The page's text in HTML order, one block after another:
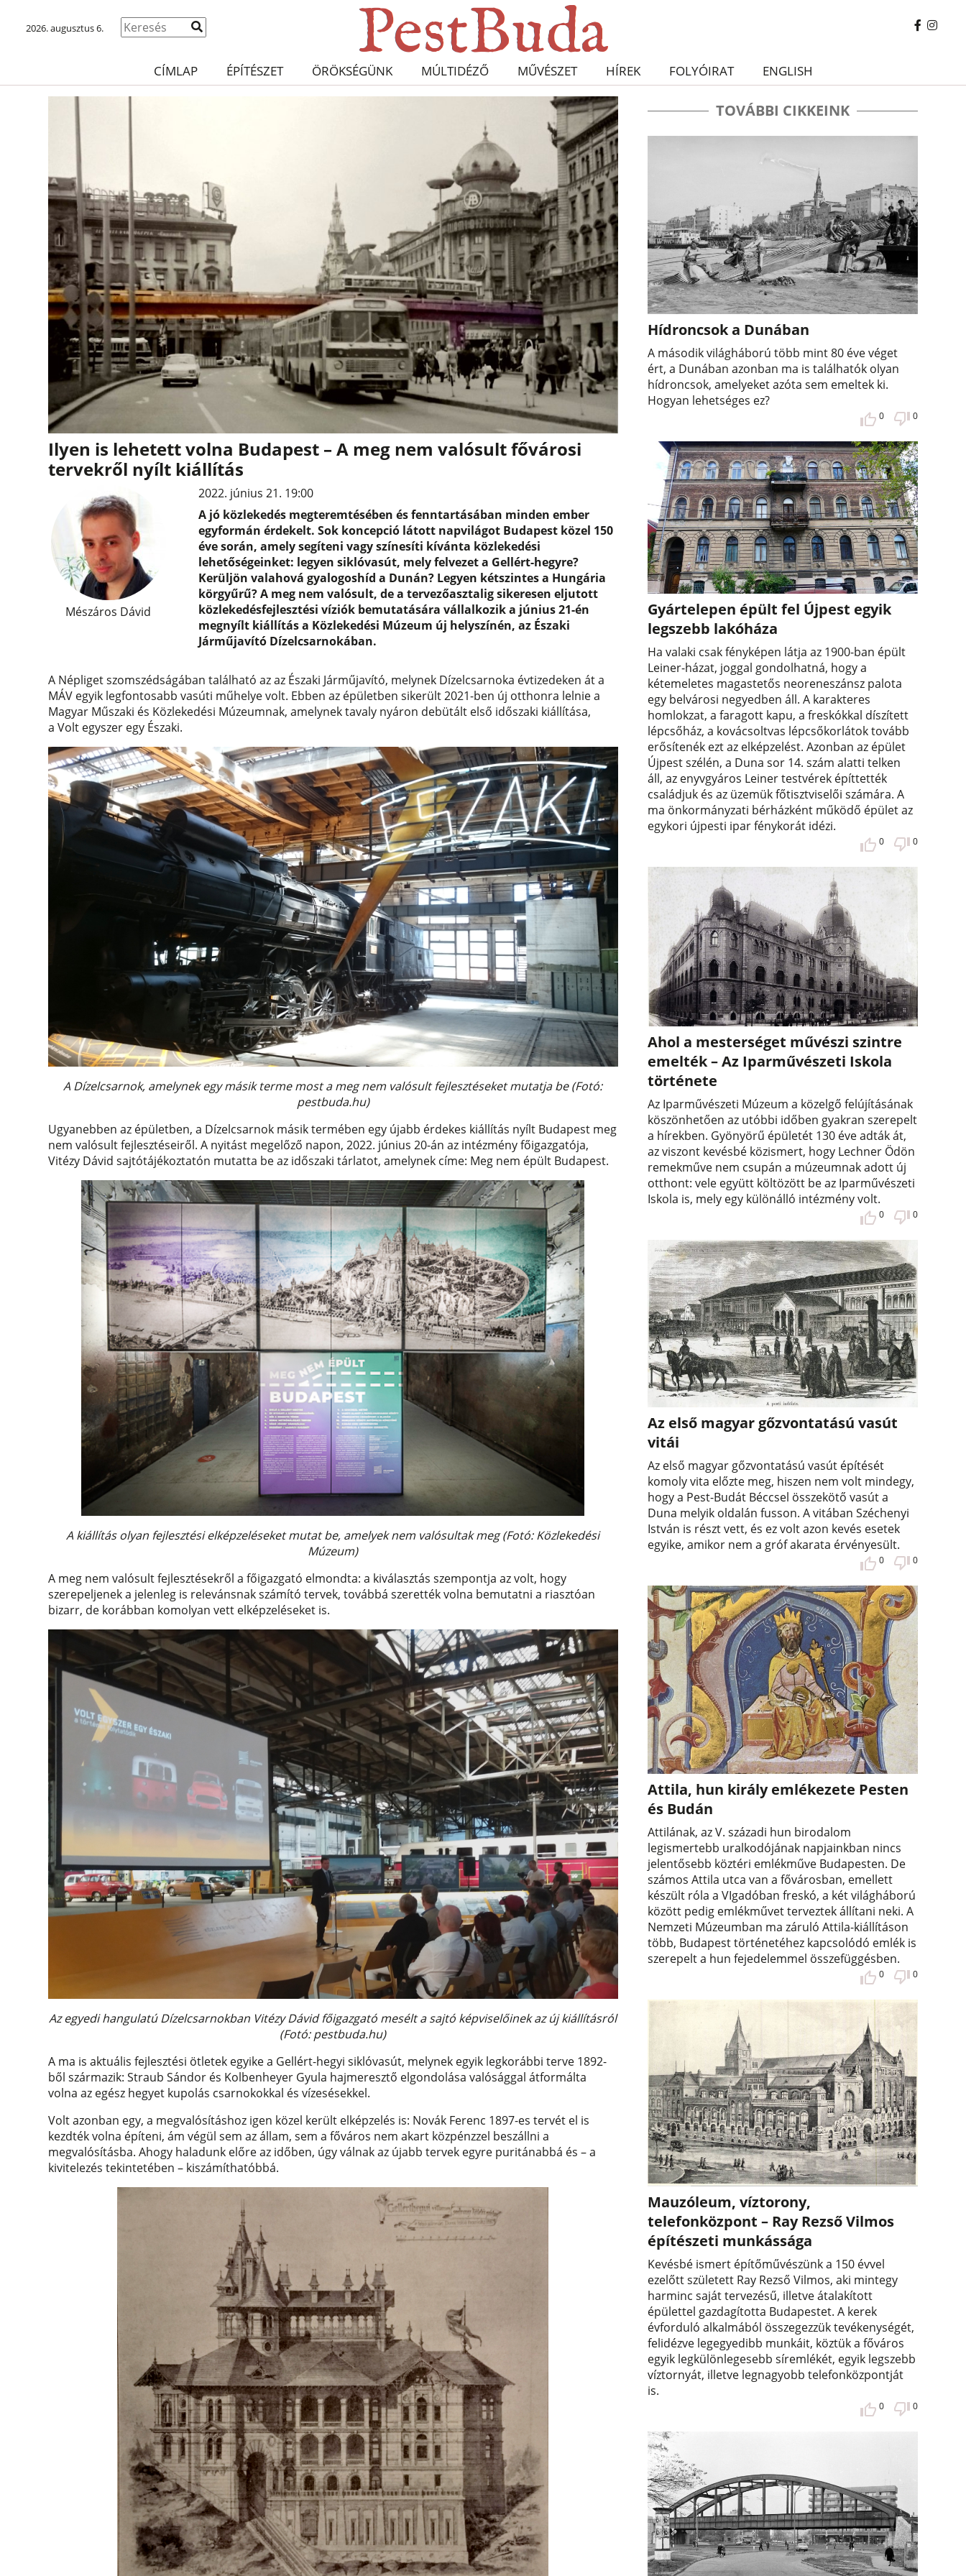
2026. augusztus 6.
CÍMLAP ÉPÍTÉSZET ÖRÖKSÉGÜNK MÚLTIDÉZŐ MŰVÉSZET HÍREK FOLYÓIRAT ENGLISH
Ilyen is lehetett volna Budapest – A meg nem valósult fővárosi
tervekről nyílt kiállítás
Mészáros Dávid
2022. június 21. 19:00
A jó közlekedés megteremtésében és fenntartásában minden ember
egyformán érdekelt. Sok koncepció látott napvilágot Budapest közel 150
éve során, amely segíteni vagy színesíti kívánta közlekedési
lehetőségeinket: legyen siklóvasút, mely felvezet a Gellért-hegyre?
Kerüljön valahová gyalogoshíd a Dunán? Legyen kétszintes a Hungária
körgyűrű? A meg nem valósult, de a tervezőasztalig sikeresen eljutott
közlekedésfejlesztési víziók bemutatására vállalkozik a június 21-én
megnyílt kiállítás a Közlekedési Múzeum új helyszínén, az Északi
Járműjavító Dízelcsarnokában.
A Népliget szomszédságában található az az Északi Járműjavító, melynek Dízelcsarnoka évtizedeken át a
MÁV egyik legfontosabb vasúti műhelye volt. Ebben az épületben sikerült 2021-ben új otthonra lelnie a
Magyar Műszaki és Közlekedési Múzeumnak, amelynek tavaly nyáron debütált első időszaki kiállítása,
a Volt egyszer egy Északi.
A Dízelcsarnok, amelynek egy másik terme most a meg nem valósult fejlesztéseket mutatja be (Fotó:
pestbuda.hu)
Ugyanebben az épületben, a Dízelcsarnok másik termében egy újabb érdekes kiállítás nyílt Budapest meg
nem valósult fejlesztéseiről. A nyitást megelőző napon, 2022. június 20-án az intézmény főigazgatója,
Vitézy Dávid sajtótájékoztatón mutatta be az időszaki tárlatot, amelynek címe: Meg nem épült Budapest.
A kiállítás olyan fejlesztési elképzeléseket mutat be, amelyek nem valósultak meg (Fotó: Közlekedési
Múzeum)
A meg nem valósult fejlesztésekről a főigazgató elmondta: a kiválasztás szempontja az volt, hogy
szerepeljenek a jelenleg is relevánsnak számító tervek, továbbá szerették volna bemutatni a riasztóan
bizarr, de korábban komolyan vett elképzeléseket is.
Az egyedi hangulatú Dízelcsarnokban Vitézy Dávid főigazgató mesélt a sajtó képviselőinek az új kiállításról
(Fotó: pestbuda.hu)
A ma is aktuális fejlesztési ötletek egyike a Gellért-hegyi siklóvasút, melynek egyik legkorábbi terve 1892-
ből származik: Straub Sándor és Kolbenheyer Gyula hajmeresztő elgondolása valósággal átformálta
volna az egész hegyet kupolás csarnokokkal és vízesésekkel.
Volt azonban egy, a megvalósításhoz igen közel került elképzelés is: Novák Ferenc 1897-es tervét el is
kezdték volna építeni, ám végül sem az állam, sem a főváros nem akart közpénzzel beszállni a
megvalósításba. Ahogy haladunk előre az időben, úgy válnak az újabb tervek egyre puritánabbá és – a
kivitelezés tekintetében – kiszámíthatóbbá.
TOVÁBBI CIKKEINK
Hídroncsok a Dunában
A második világháború több mint 80 éve véget
ért, a Dunában azonban ma is találhatók olyan
hídroncsok, amelyeket azóta sem emeltek ki.
Hogyan lehetséges ez?
0 0
Gyártelepen épült fel Újpest egyik
legszebb lakóháza
Ha valaki csak fényképen látja az 1900-ban épült
Leiner-házat, joggal gondolhatná, hogy a
kétemeletes magastetős neoreneszánsz palota
egy belvárosi negyedben áll. A karakteres
homlokzat, a faragott kapu, a freskókkal díszített
lépcsőház, a kovácsoltvas lépcsőkorlátok tovább
erősítenék ezt az elképzelést. Azonban az épület
Újpest szélén, a Duna sor 14. szám alatti telken
áll, az enyvgyáros Leiner testvérek építtették
családjuk és az üzemük főtisztviselői számára. A
ma önkormányzati bérházként működő épület az
egykori újpesti ipar fénykorát idézi.
0 0
Ahol a mesterséget művészi szintre
emelték – Az Iparművészeti Iskola
története
Az Iparművészeti Múzeum a közelgő felújításának
köszönhetően az utóbbi időben gyakran szerepelt
a hírekben. Gyönyörű épületét 130 éve adták át,
az viszont kevésbé közismert, hogy Lechner Ödön
remekműve nem csupán a múzeumnak adott új
otthont: vele együtt költözött be az Iparművészeti
Iskola is, mely egy különálló intézmény volt.
0 0
Az első magyar gőzvontatású vasút
vitái
Az első magyar gőzvontatású vasút építését
komoly vita előzte meg, hiszen nem volt mindegy,
hogy a Pest-Budát Béccsel összekötő vasút a
Duna melyik oldalán fusson. A vitában Széchenyi
István is részt vett, és ez volt azon kevés esetek
egyike, amikor nem a gróf akarata érvényesült.
0 0
Attila, hun király emlékezete Pesten
és Budán
Attilának, az V. századi hun birodalom
legismertebb uralkodójának napjainkban nincs
jelentősebb köztéri emlékműve Budapesten. De
számos Attila utca van a fővárosban, emellett
készült róla a VIgadóban freskó, a két világháború
között pedig emlékművet terveztek állítani neki. A
Nemzeti Múzeumban ma záruló Attila-kiállításon
több, Budapest történetéhez kapcsolódó emlék is
szerepelt a hun fejedelemmel összefüggésben.
0 0
Mauzóleum, víztorony,
telefonközpont – Ray Rezső Vilmos
építészeti munkássága
Kevésbé ismert építőművészünk a 150 évvel
ezelőtt született Ray Rezső Vilmos, aki mintegy
harminc saját tervezésű, illetve átalakított
épülettel gazdagította Budapestet. A kerek
évforduló alkalmából összegezzük tevékenységét,
felidézve legegyedibb munkáit, köztük a főváros
egyik legkülönlegesebb síremlékét, egyik legszebb
víztornyát, illetve legnagyobb telefonközpontját
is.
0 0